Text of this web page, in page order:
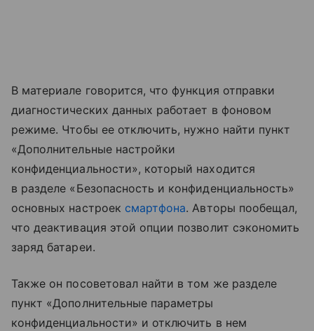
В материале говорится, что функция отправки
диагностических данных работает в фоновом
режиме. Чтобы ее отключить, нужно найти пункт
«Дополнительные настройки
конфиденциальности», который находится
в разделе «Безопасность и конфиденциальность»
основных настроек смартфона. Авторы пообещал,
что деактивация этой опции позволит сэкономить
заряд батареи.
Также он посоветовал найти в том же разделе
пункт «Дополнительные параметры
конфиденциальности» и отключить в нем